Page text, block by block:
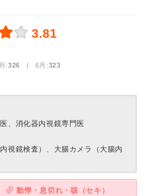
3.81
:326 | 6月:323
、消化器内視鏡専門医
視鏡検査）、大腸カメラ（大腸内
動悸・息切れ・咳（セキ）